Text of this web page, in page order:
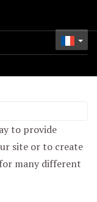
to provide
site or to create
many different